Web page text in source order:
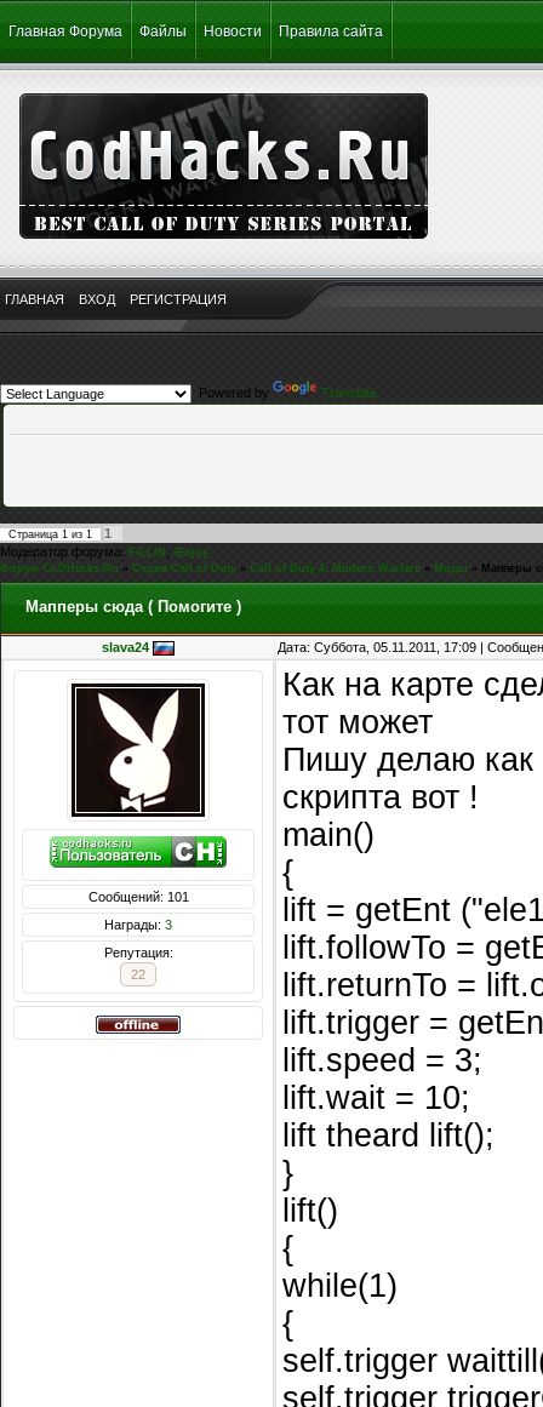
Главная Форума Файлы Новости Правила сайта
ГЛАВНАЯ ВХОД РЕГИСТРАЦИЯ
Powered by Translate
Страница 1 из 1
1
Модератор форума: FiLLiN,iEnjoy
Форум CoDHacks.Ru » Серия Call of Duty » Call of Duty 4: Modern Warfare » Моды » Мапперы
Мапперы сюда ( Помогите )
slava24 Дата: Суббота, 05.11.2011, 17:09 |
Сообщений: 101
Награды: 3
Репутация:
22
Как на карте
тот может
Пишу делаю как
скрипта вот !
main()
{
lift = getEnt
lift.followTo =
lift.returnTo =
lift.trigger =
lift.speed = 3;
lift.wait = 10;
lift theard lift();
}
lift()
{
while(1)
{
self.trigger
self.trigger